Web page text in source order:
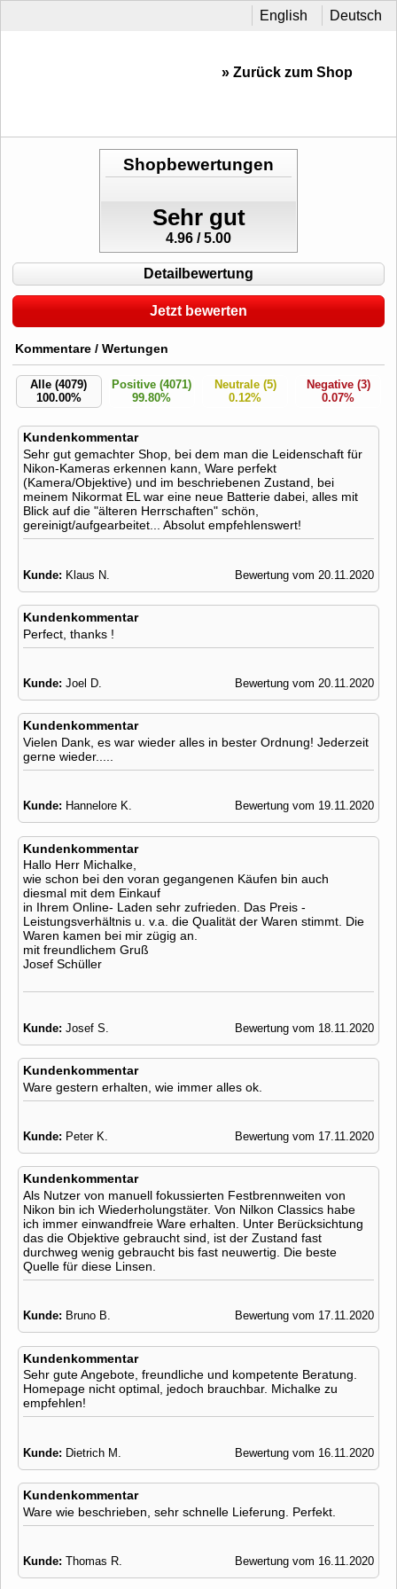
English Deutsch
» Zurück zum Shop
Shopbewertungen
Sehr gut
4.96 / 5.00
Detailbewertung
Jetzt bewerten
Kommentare / Wertungen
Alle (4079)
100.00%
Positive (4071)
99.80%
Neutrale (5)
0.12%
Negative (3)
0.07%
Kundenkommentar
Sehr gut gemachter Shop, bei dem man die Leidenschaft für
Nikon-Kameras erkennen kann, Ware perfekt
(Kamera/Objektive) und im beschriebenen Zustand, bei
meinem Nikormat EL war eine neue Batterie dabei, alles mit
Blick auf die "älteren Herrschaften" schön,
gereinigt/aufgearbeitet... Absolut empfehlenswert!
Kunde: Klaus N. Bewertung vom 20.11.2020
Kundenkommentar
Perfect, thanks !
Kunde: Joel D. Bewertung vom 20.11.2020
Kundenkommentar
Vielen Dank, es war wieder alles in bester Ordnung! Jederzeit
gerne wieder.....
Kunde: Hannelore K. Bewertung vom 19.11.2020
Kundenkommentar
Hallo Herr Michalke,
wie schon bei den voran gegangenen Käufen bin auch
diesmal mit dem Einkauf
in Ihrem Online- Laden sehr zufrieden. Das Preis -
Leistungsverhältnis u. v.a. die Qualität der Waren stimmt. Die
Waren kamen bei mir zügig an.
mit freundlichem Gruß
Josef Schüller
Kunde: Josef S. Bewertung vom 18.11.2020
Kundenkommentar
Ware gestern erhalten, wie immer alles ok.
Kunde: Peter K. Bewertung vom 17.11.2020
Kundenkommentar
Als Nutzer von manuell fokussierten Festbrennweiten von
Nikon bin ich Wiederholungstäter. Von Nilkon Classics habe
ich immer einwandfreie Ware erhalten. Unter Berücksichtung
das die Objektive gebraucht sind, ist der Zustand fast
durchweg wenig gebraucht bis fast neuwertig. Die beste
Quelle für diese Linsen.
Kunde: Bruno B. Bewertung vom 17.11.2020
Kundenkommentar
Sehr gute Angebote, freundliche und kompetente Beratung.
Homepage nicht optimal, jedoch brauchbar. Michalke zu
empfehlen!
Kunde: Dietrich M. Bewertung vom 16.11.2020
Kundenkommentar
Ware wie beschrieben, sehr schnelle Lieferung. Perfekt.
Kunde: Thomas R. Bewertung vom 16.11.2020